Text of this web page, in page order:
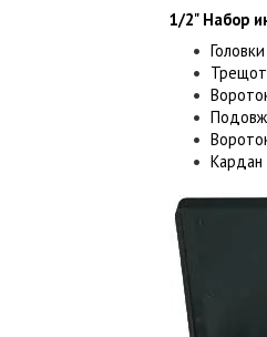
1/2" Набор
Кардан